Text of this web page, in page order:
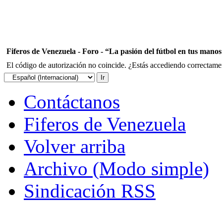
Fiferos de Venezuela - Foro - “La pasión del fútbol en tus
El código de autorización no coincide. ¿Estás accediendo
Contáctanos
Fiferos de Venezuela
Volver arriba
Archivo (Modo simple)
Sindicación RSS